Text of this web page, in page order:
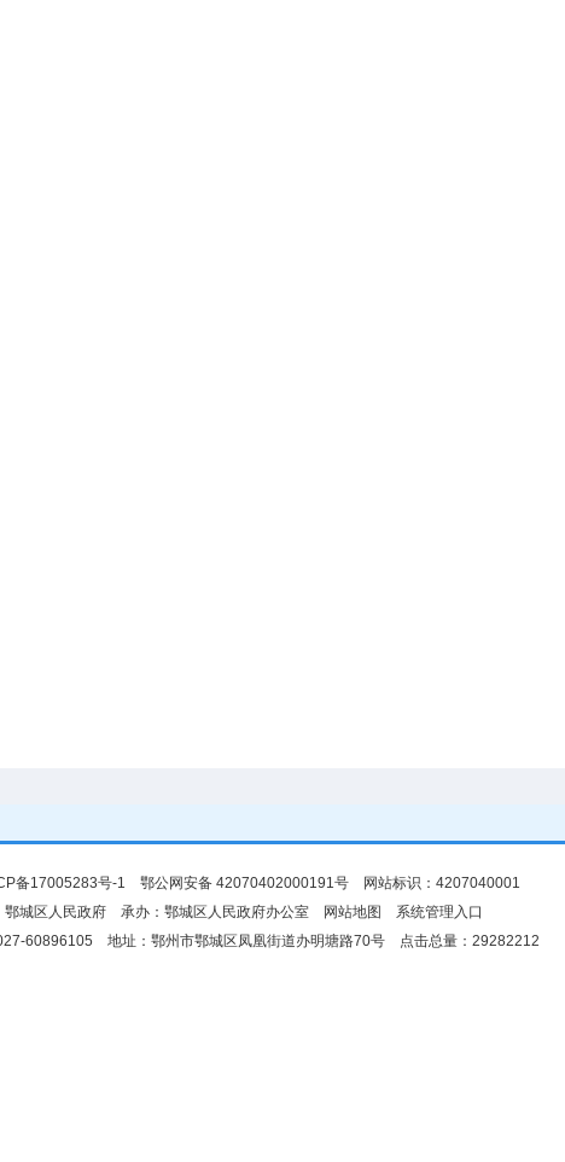
备17005283号-1 鄂公网安备 42070402000191号 网站标识：4207040001
鄂城区人民政府 承办：鄂城区人民政府办公室
网站地图
系统管理入口
60896105 地址：鄂州市鄂城区凤凰街道办明塘路70号 点击总量： 29282212